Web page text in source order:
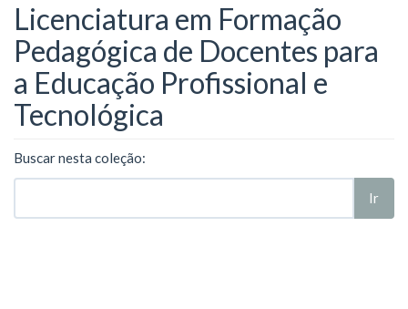
Licenciatura em Formação
Pedagógica de Docentes para
a Educação Profissional e
Tecnológica
Buscar nesta coleção:
Ir